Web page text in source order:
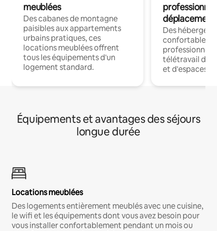
meublées
Des cabanes de montagne
paisibles aux appartements
urbains pratiques, ces
locations meublées offrent
tous les équipements d'un
logement standard.
déplacement
Des
confortables
professionnels
télétravail
et d'espaces
Équipements et avantages des séjours
longue durée
Locations meublées
Des logements entièrement meublés avec une cuisine,
le wifi et les équipements dont vous avez besoin pour
vous installer confortablement pendant un mois ou